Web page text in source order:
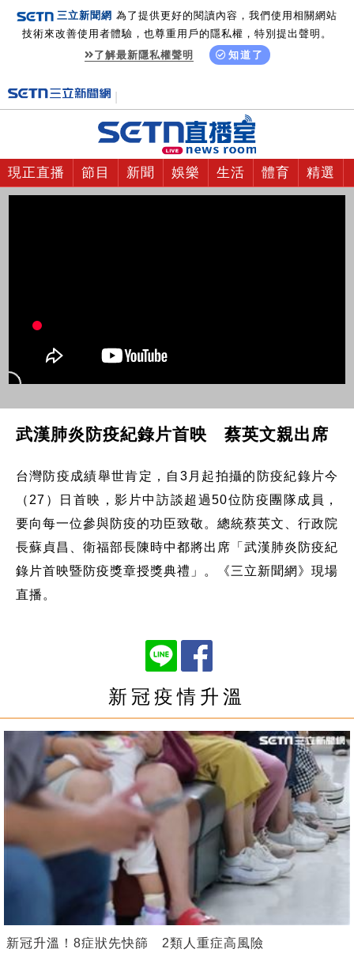
三立新聞網 為了提供更好的閱讀內容，我們使用相關網站
技術來改善使用者體驗，也尊重用戶的隱私權，特別提出聲明。
了解最新隱私權聲明
知道了
現正直播 節目 新聞 娛樂 生活 體育 精選
武漢肺炎防疫紀錄片首映 蔡英文親出席
台灣防疫成績舉世肯定，自3月起拍攝的防疫紀錄片今
（27）日首映，影片中訪談超過50位防疫團隊成員，
要向每一位參與防疫的功臣致敬。總統蔡英文、行政院
長蘇貞昌、衛福部長陳時中都將出席「武漢肺炎防疫紀
錄片首映暨防疫獎章授獎典禮」。《三立新聞網》現場
直播。
新冠疫情升溫
新冠升溫！8症狀先快篩 2類人重症高風險